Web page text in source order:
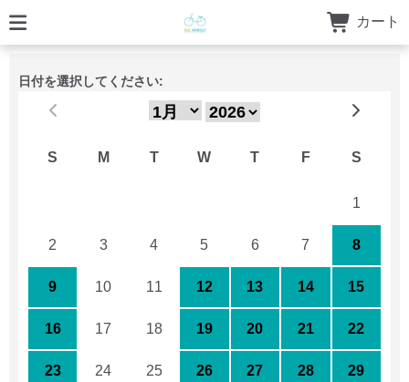
カート
日付を選択してください:
S M T W T F S
1
2 3 4 5 6 7 8
9 10 11 12 13 14 15
16 17 18 19 20 21 22
23 24 25 26 27 28 29